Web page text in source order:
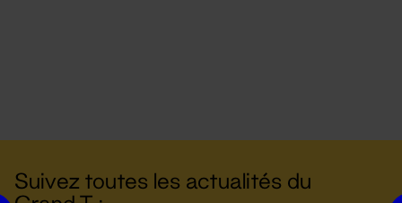
Suivez toutes les actualités du